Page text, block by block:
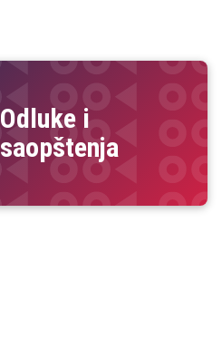
Odluke i
saopštenja